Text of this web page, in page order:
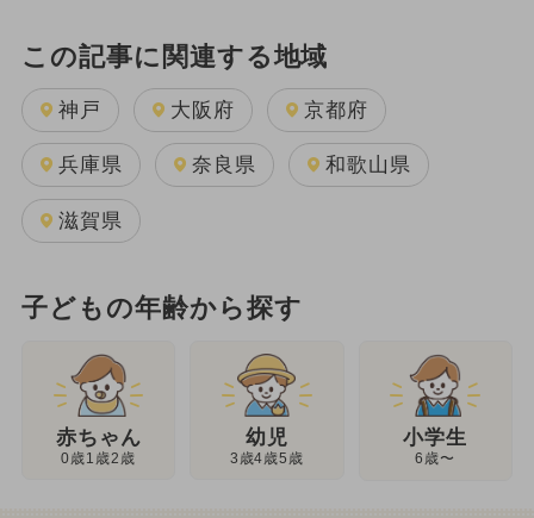
この記事に関連する地域
神戸 大阪府 京都府
兵庫県 奈良県 和歌山県
滋賀県
子どもの年齢から探す
赤ちゃん
0歳1歳2歳
幼児
3歳4歳5歳
小学生
6歳〜